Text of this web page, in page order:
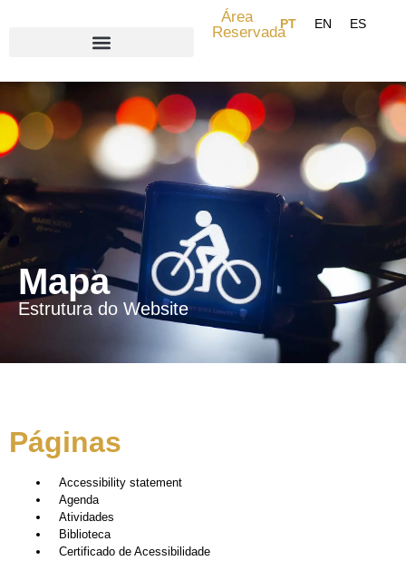
Área
Reservada
Mapa
Estrutura do Website
Páginas
Accessibility statement
Agenda
Atividades
Biblioteca
Certificado de Acessibilidade